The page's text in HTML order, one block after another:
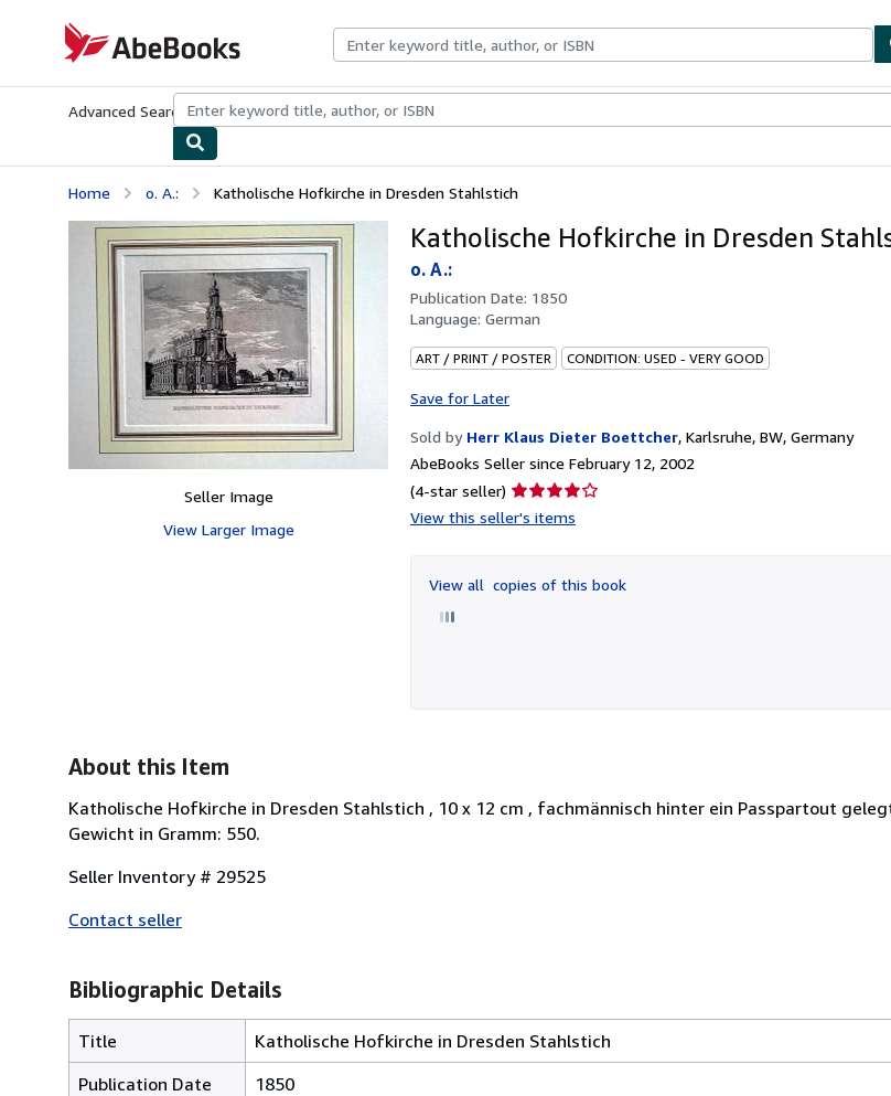
AbeBooks.com
Advanced Search Browse CollectionsRare BooksArt & Collectibles
Home o. A.: Katholische Hofkirche in Dresden Stahlstich
Seller Image
View Larger Image
Katholische Hofkirche in Dresden
o. A.:
Publication Date: 1850
Language: German
ART / PRINT / POSTER CONDITION: USED - VERY GOOD
Save for Later
Sold by Herr Klaus Dieter Boettcher, Karlsruhe, BW, Germany
AbeBooks Seller since February 12, 2002
(4-star seller) Seller
rating
of
5
View this seller's items
View all copies of this book
About this Item
Katholische Hofkirche in Dresden Stahlstich , 10 x 12 cm , fachmännisch hinter ein Passpartout
Gewicht in Gramm: 550.
Seller Inventory # 29525
Contact seller
Bibliographic Details
Title
Katholische Hofkirche in Dresden Stahlstich
Publication Date
1850